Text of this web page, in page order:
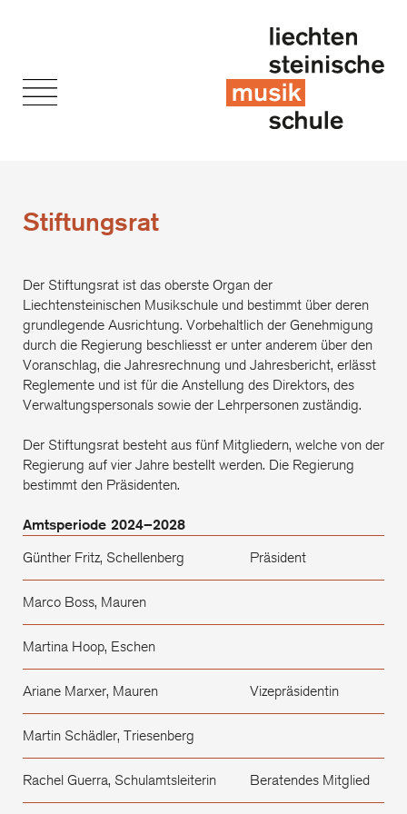
Stiftungsrat
Der Stiftungsrat ist das oberste Organ der
Liechtensteinischen Musikschule und bestimmt über deren
grundlegende Ausrichtung. Vorbehaltlich der Genehmigung
durch die Regierung beschliesst er unter anderem über den
Voranschlag, die Jahresrechnung und Jahresbericht, erlässt
Reglemente und ist für die Anstellung des Direktors, des
Verwaltungspersonals sowie der Lehrpersonen zuständig.
Der Stiftungsrat besteht aus fünf Mitgliedern, welche von der
Regierung auf vier Jahre bestellt werden. Die Regierung
bestimmt den Präsidenten.
Amtsperiode 2024–2028
Günther Fritz, Schellenberg
Präsident
Marco Boss, Mauren
Martina Hoop, Eschen
Ariane Marxer, Mauren Vizepräsidentin
Martin Schädler, Triesenberg
Rachel Guerra, Schulamtsleiterin Beratendes Mitglied